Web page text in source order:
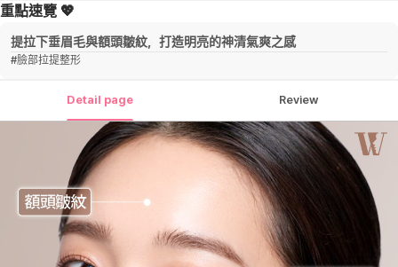
重點速覽 💖
提拉下垂眉毛與額頭皺紋，打造明亮的神清氣爽之感
#臉部拉提整形
Detail page Review